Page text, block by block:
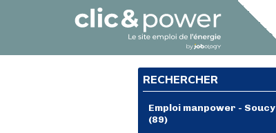
RECHERCHER
Emploi manpower - Soucy
(89)